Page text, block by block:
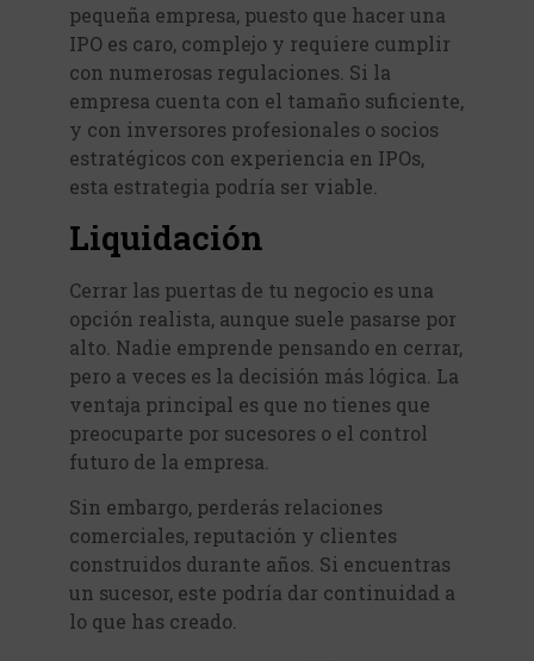
pequeña empresa, puesto que hacer una
IPO es caro, complejo y requiere cumplir
con numerosas regulaciones. Si la
empresa cuenta con el tamaño suficiente,
y con inversores profesionales o socios
estratégicos con experiencia en IPOs,
esta estrategia podría ser viable.
Liquidación
Cerrar las puertas de tu negocio es una
opción realista, aunque suele pasarse por
alto. Nadie emprende pensando en cerrar,
pero a veces es la decisión más lógica. La
ventaja principal es que no tienes que
preocuparte por sucesores o el control
futuro de la empresa.
Sin embargo, perderás relaciones
comerciales, reputación y clientes
construidos durante años. Si encuentras
un sucesor, este podría dar continuidad a
lo que has creado.